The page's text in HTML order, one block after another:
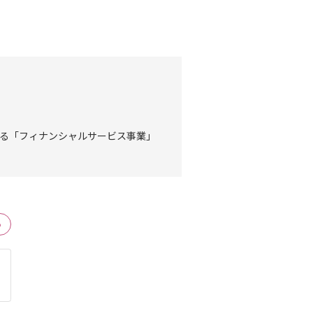
「フィナンシャルサービス事業」